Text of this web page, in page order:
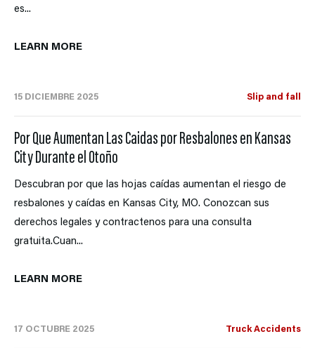
es...
LEARN MORE
15 DICIEMBRE 2025 Slip and fall
Por Que Aumentan Las Caidas por Resbalones en Kansas
City Durante el Otoño
Descubran por que las hojas caídas aumentan el riesgo de
resbalones y caídas en Kansas City, MO. Conozcan sus
derechos legales y contractenos para una consulta
gratuita.Cuan...
LEARN MORE
17 OCTUBRE 2025 Truck Accidents